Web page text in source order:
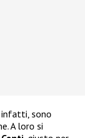
infatti, sono
A loro si